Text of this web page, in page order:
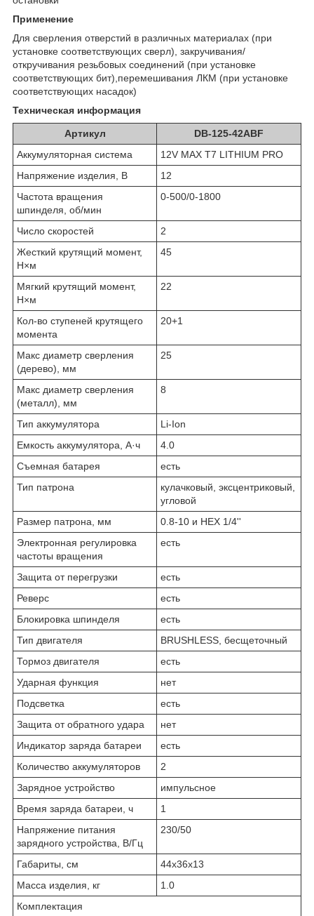
Применение
Для сверления отверстий в различных материалах (при
установке соответствующих сверл), закручивания/
откручивания резьбовых соединений (при установке
соответствующих бит),перемешивания ЛКМ (при установке
соответствующих насадок)
Техническая информация
Артикул
DB-125-42ABF
Аккумуляторная система
12V MAX T7 LITHIUM PRO
Напряжение изделия, В
12
Частота вращения
шпинделя, об/мин
0-500/0-1800
Число скоростей
2
Жесткий крутящий момент,
Н×м
45
Мягкий крутящий момент,
Н×м
22
Кол-во ступеней крутящего
момента
20+1
Макс диаметр сверления
(дерево), мм
25
Макс диаметр сверления
(металл), мм
8
Тип аккумулятора
Li-Ion
Емкость аккумулятора, А·ч
4.0
Съемная батарея
есть
Тип патрона
ку­лач­ко­вый, экс­цен­три­ко­вый,
уг­ло­вой
Размер патрона, мм
0.8-10 и HEX 1/4''
Электронная регулировка
частоты вращения
есть
Защита от перегрузки
есть
Реверс
есть
Блокировка шпинделя
есть
Тип двигателя
BRUSHLESS, бес­ще­точ­ный
Тормоз двигателя
есть
Ударная функция
нет
Подсветка
есть
Защита от обратного удара
нет
Индикатор заряда батареи
есть
Количество аккумуляторов
2
Зарядное устройство
им­пульс­ное
Время заряда батареи, ч
1
Напряжение питания
зарядного устройства, В/Гц
230/50
Габариты, см
44x36x13
Масса изделия, кг
1.0
Комплектация